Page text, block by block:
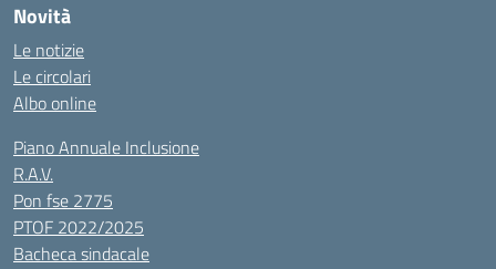
Novità
Le notizie
Le circolari
Albo online
Piano Annuale Inclusione
R.A.V.
Pon fse 2775
PTOF 2022/2025
Bacheca sindacale